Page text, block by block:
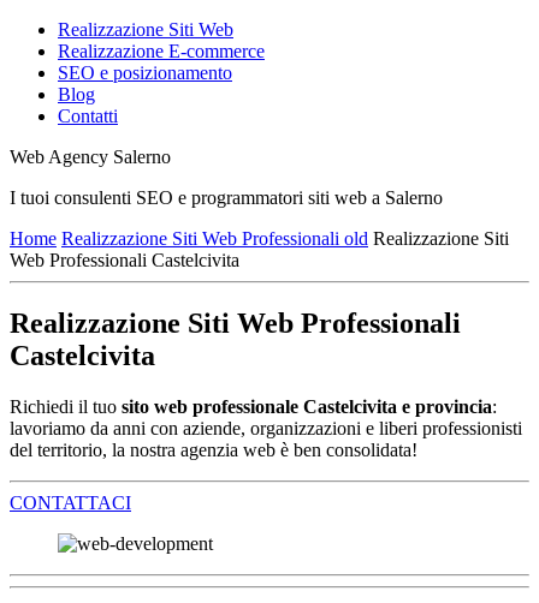
Realizzazione Siti Web
Realizzazione E-commerce
SEO e posizionamento
Blog
Contatti
Web Agency Salerno
I tuoi consulenti SEO e programmatori siti web a Salerno
Home Realizzazione Siti Web Professionali old Realizzazione Siti
Web Professionali Castelcivita
Realizzazione Siti Web Professionali
Castelcivita
Richiedi il tuo sito web professionale Castelcivita e provincia:
lavoriamo da anni con aziende, organizzazioni e liberi professionisti
del territorio, la nostra agenzia web è ben consolidata!
CONTATTACI